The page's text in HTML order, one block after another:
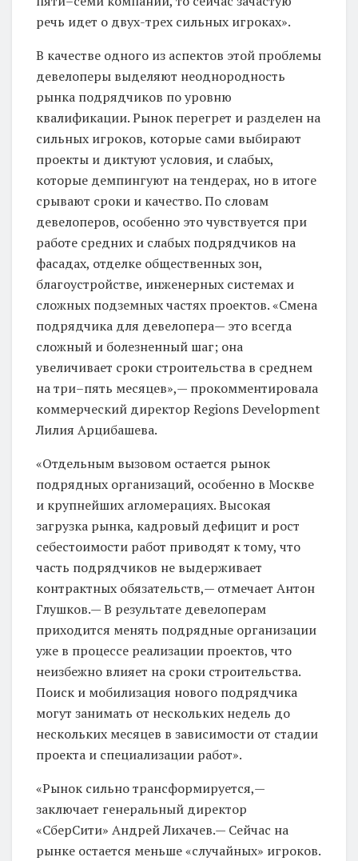
речь идет о двух-трех сильных игроках».
В качестве одного из аспектов этой проблемы
девелоперы выделяют неоднородность
рынка подрядчиков по уровню
квалификации. Рынок перегрет и разделен на
сильных игроков, которые сами выбирают
проекты и диктуют условия, и слабых,
которые демпингуют на тендерах, но в итоге
срывают сроки и качество. По словам
девелоперов, особенно это чувствуется при
работе средних и слабых подрядчиков на
фасадах, отделке общественных зон,
благоустройстве, инженерных системах и
сложных подземных частях проектов. «Смена
подрядчика для девелопера— это всегда
сложный и болезненный шаг; она
увеличивает сроки строительства в среднем
на три–пять месяцев»,— прокомментировала
коммерческий директор Regions Development
Лилия Арцибашева.
«Отдельным вызовом остается рынок
подрядных организаций, особенно в Москве
и крупнейших агломерациях. Высокая
загрузка рынка, кадровый дефицит и рост
себестоимости работ приводят к тому, что
часть подрядчиков не выдерживает
контрактных обязательств,— отмечает Антон
Глушков.— В результате девелоперам
приходится менять подрядные организации
уже в процессе реализации проектов, что
неизбежно влияет на сроки строительства.
Поиск и мобилизация нового подрядчика
могут занимать от нескольких недель до
нескольких месяцев в зависимости от стадии
проекта и специализации работ».
«Рынок сильно трансформируется,—
заключает генеральный директор
«СберСити» Андрей Лихачев.— Сейчас на
рынке остается меньше «случайных» игроков.